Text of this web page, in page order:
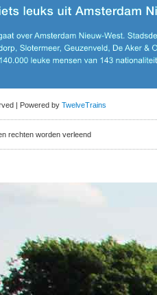
| Powered by TwelveTrains
rechten worden verleend